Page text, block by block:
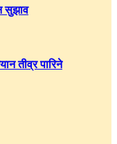
सुझाव
तीव्र पारिने